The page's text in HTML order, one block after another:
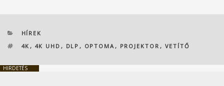
KATEGÓRIÁK
HÍREK
CÍMKÉK
4K , 4K UHD , DLP , OPTOMA, PROJEKTOR , VETÍTŐ
HIRDETÉS